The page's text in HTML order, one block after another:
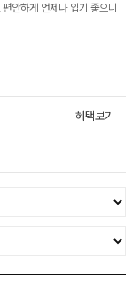
안하게 언제나 입기 좋으니
혜택보기